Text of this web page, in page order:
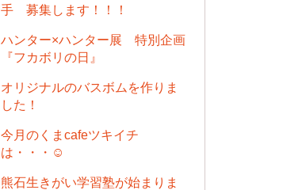
手 募集します！！！
ハンター×ハンター展 特別企画
『フカボリの日』
オリジナルのバスボムを作りま
した！
今月のくまcafeツキイチ
は・・・☺
熊石生きがい学習塾が始まりま